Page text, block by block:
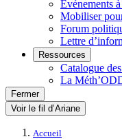
Événements
Mobiliser
Forum
Lettre
Ressources
Catalogue
La
Fermer
Voir le fil d’Ariane
Accueil